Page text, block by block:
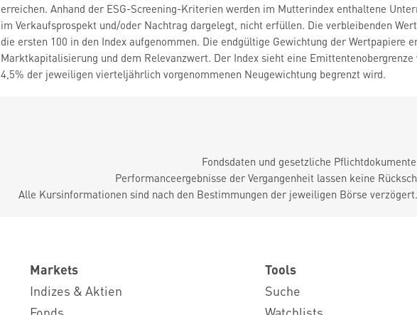
erreichen. Anhand der ESG-Screening-Kriterien werden im Mutterindex enthaltene
im Verkaufsprospekt und/oder Nachtrag dargelegt, nicht erfüllen. Die verbleibenden
die ersten 100 in den Index aufgenommen. Die endgültige Gewichtung der Wertpapiere
Marktkapitalisierung und dem Relevanzwert. Der Index sieht eine
4,5% der jeweiligen vierteljährlich vorgenommenen Neugewichtung begrenzt wird.
Fondsdaten und gesetzliche
Performanceergebnisse der Vergangenheit lassen keine
Alle Kursinformationen sind nach den Bestimmungen der jeweiligen Börse
Markets
Indizes & Aktien
Fonds
Tools
Suche
Watchlists